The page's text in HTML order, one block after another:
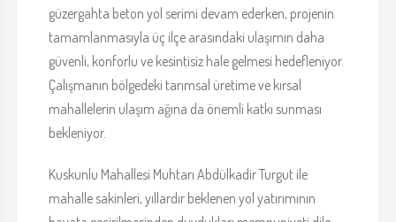
güzergahta beton yol serimi devam ederken, projenin
tamamlanmasıyla üç ilçe arasındaki ulaşımın daha
güvenli, konforlu ve kesintisiz hale gelmesi hedefleniyor.
Çalışmanın bölgedeki tarımsal üretime ve kırsal
mahallelerin ulaşım ağına da önemli katkı sunması
bekleniyor.
Kuskunlu Mahallesi Muhtarı Abdülkadir Turgut ile
mahalle sakinleri, yıllardır beklenen yol yatırımının